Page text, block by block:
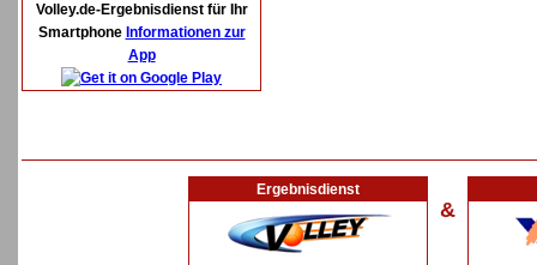
Volley.de-Ergebnisdienst für Ihr
Smartphone Informationen zur
App
Ergebnisdienst
&